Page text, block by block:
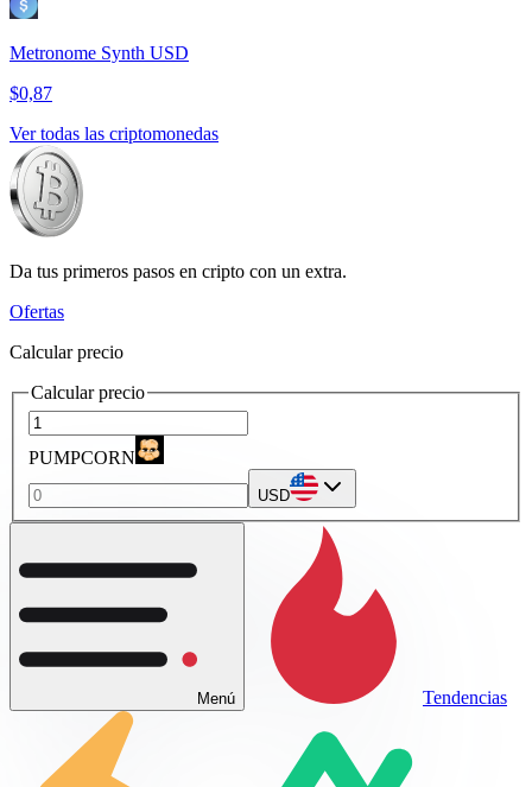
Metronome Synth USD
$0,87
Ver todas las criptomonedas
Da tus primeros pasos en cripto con un extra.
Ofertas
Calcular precio
Calcular precio
PUMPCORN
USD
Menú Tendencias